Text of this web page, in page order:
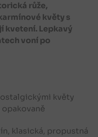
růže,
květy s
kvetení. Lepkavý
voní po
květy
klasická, propustná